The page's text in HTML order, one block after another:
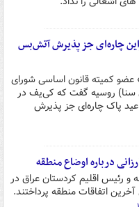
چاره‌ای جز پذیرش آتش‌بس
کمیته قانون اساسی شورای
روسیه گفت که کی‌یف در
پاک چاره‌ای جز پذیرش
درباره اوضاع منطقه
و رئیس اقلیم کردستان عراق در
آخرین اتفاقات منطقه پرداختند.